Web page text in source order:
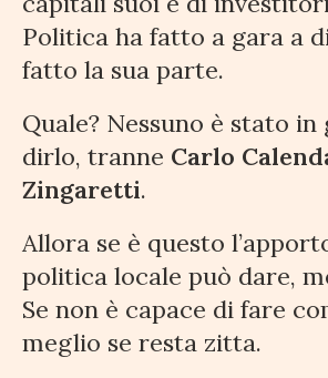
Politica ha fatto a gara a
fatto la sua parte.
Quale? Nessuno è stato
dirlo, tranne Carlo
Zingaretti.
Allora se è questo
politica locale può dare,
Se non è capace di fare
meglio se resta zitta.